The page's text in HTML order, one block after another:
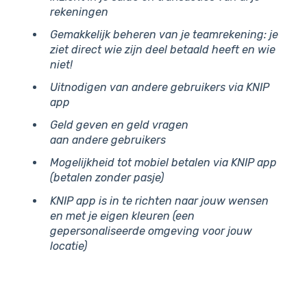
rekeningen
Gemakkelijk beheren van je teamrekening: je
ziet direct wie zijn deel betaald heeft en wie
niet!
Uitnodigen van andere gebruikers via KNIP
app
Geld geven en geld vragen
aan andere gebruikers
Mogelijkheid tot mobiel betalen via KNIP app
(betalen zonder pasje)
KNIP app is in te richten naar jouw wensen
en met je eigen kleuren (een
gepersonaliseerde omgeving voor jouw
locatie)